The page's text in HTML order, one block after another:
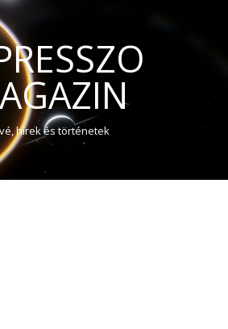
hírek és történetek